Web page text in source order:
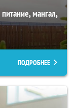
мангал,
ПОДРОБНЕЕ